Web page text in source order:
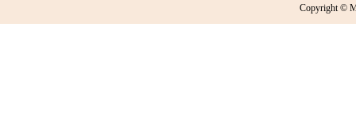
Copyright ©